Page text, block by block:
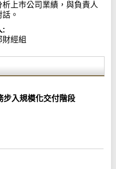
析上巿公司業績，與負責人
。
:
財經組
步入規模化交付階段